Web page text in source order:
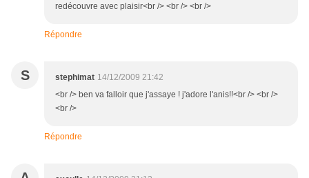
redécouvre avec plaisir<br /> <br /> <br />
Répondre
S stephimat 14/12/2009 21:42
<br /> ben va falloir que j'assaye ! j'adore l'anis!!<br /> <br />
<br />
Répondre